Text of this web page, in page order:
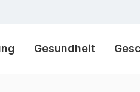
Gesundheit